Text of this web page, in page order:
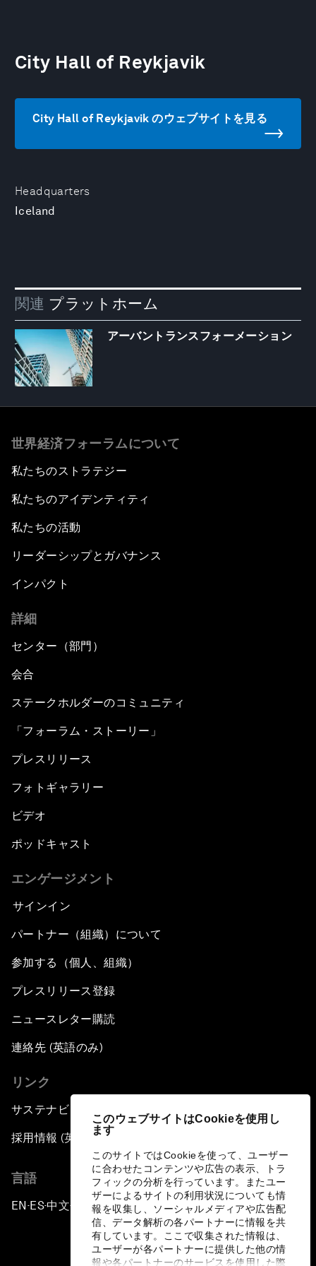
このウェブサイトはCookieを使用し
ます
このサイトではCookieを使って、ユーザー
に合わせたコンテンツや広告の表示、トラ
フィックの分析を行っています。またユー
ザーによるサイトの利用状況についても情
報を収集し、ソーシャルメディアや広告配
信、データ解析の各パートナーに情報を共
有しています。ここで収集された情報は、
ユーザーが各パートナーに提供した他の情
報や各パートナーのサービスを使用した際
Headquarters
Iceland
City Hall of Reykjavik
City Hall of Reykjavik のウェブサイトを見る
関連 プラットホーム
アーバントランスフォーメーション
世界経済フォーラムについて
私たちのストラテジー
私たちのアイデンティティ
私たちの活動
リーダーシップとガバナンス
インパクト
詳細
センター（部門）
会合
ステークホルダーのコミュニティ
「フォーラム・ストーリー」
プレスリリース
フォトギャラリー
ビデオ
ポッドキャスト
エンゲージメント
サインイン
パートナー（組織）について
参加する（個人、組織）
プレスリリース登録
ニュースレター購読
連絡先 (英語のみ)
リンク
サステナビリティへの取り組み
採用情報 (英語のみ)
言語
EN ▪ES▪中文▪ 日本語